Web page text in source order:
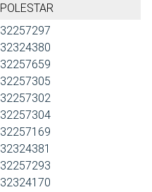
POLESTAR
32257297
32324380
32257659
32257305
32257302
32257304
32257169
32324381
32257293
32324170